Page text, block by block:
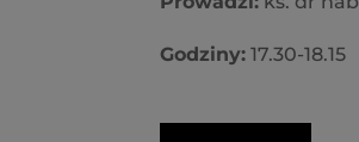
Godziny: 17.30-18.15